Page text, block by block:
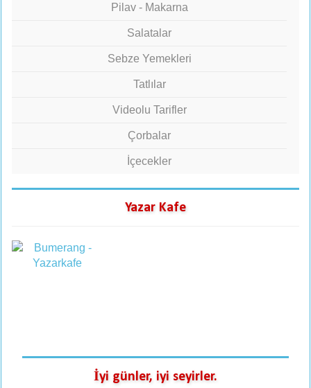
Pilav - Makarna
Salatalar
Sebze Yemekleri
Tatlılar
Videolu Tarifler
Çorbalar
İçecekler
Yazar Kafe
İyi günler, iyi seyirler.